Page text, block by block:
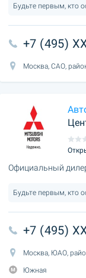
Будьте первым, кто
+7 (495)
Москва, САО,
Официальный
Будьте первым, кто
+7 (495)
Москва, ЮАО,
Южная